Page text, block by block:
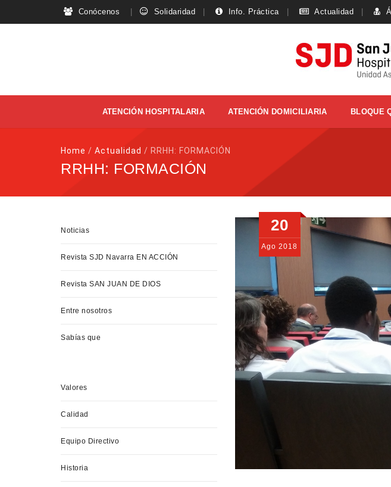
Conócenos Solidaridad Info. Práctica Actualidad
ATENCIÓN HOSPITALARIA ATENCIÓN DOMICILIARIA BLOQUE
Home / Actualidad / RRHH: FORMACIÓN
RRHH: FORMACIÓN
20
Ago 2018
Noticias
Revista SJD Navarra EN ACCIÓN
Revista SAN JUAN DE DIOS
Entre nosotros
Sabías que
Valores
Calidad
Equipo Directivo
Historia